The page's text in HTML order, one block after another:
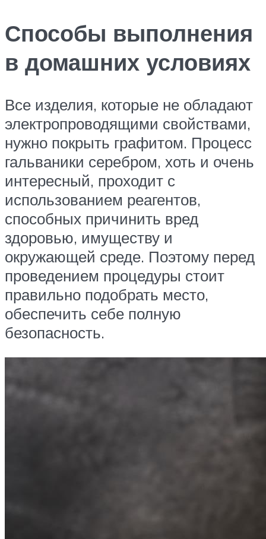
Способы выполнения
в домашних условиях
Все изделия, которые не обладают
электропроводящими свойствами,
нужно покрыть графитом. Процесс
гальваники серебром, хоть и очень
интересный, проходит с
использованием реагентов,
способных причинить вред
здоровью, имуществу и
окружающей среде. Поэтому перед
проведением процедуры стоит
правильно подобрать место,
обеспечить себе полную
безопасность.